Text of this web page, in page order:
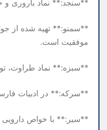
**سنجد:** نماد باروری و
**سمنو:** تهیه شده از
موفقیت است.
**سبزه:** نماد طراوت،
**سرکه:** در ادبیات
**سیر:** با خواص دارویی